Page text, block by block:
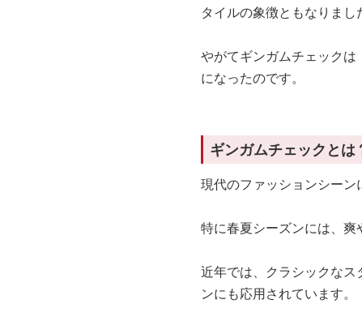
タイルの象徴ともなりまし
やがてギンガムチェック
になったのです。
ギンガムチェックと
現代のファッションシーン
特に春夏シーズンには、爽
近年では、クラシックな
ンにも応用されています。